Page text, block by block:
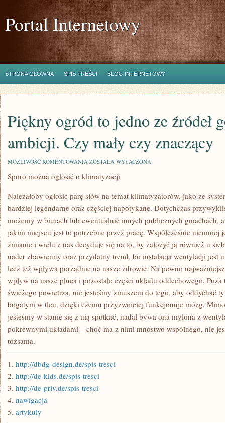
Portal Internetowy
STRONA GŁÓWNA SPIS TREŚCI BLOG INTERNETOWY
Piękny ogród to jedno ze źródeł
ambicji. Czy mały czy znaczący
MOŻLIWOŚĆ KOMENTOWANIA PIĘKNY
TO
JEDNO
ŹRÓDEŁ
GOSPODARSKIEJ
AMBICJI.
CZY
MAŁY
CZY
ZNACZĄCY
ZOSTAŁA WYŁĄCZONA
Sporo można ogłosić o klimatyzacji
Należałoby ogłosić parę słów na temat klimatyzatorów, jako że
bardziej legendarne oraz częściej napotykane. Dotychczas
możemy w biurach lub ewentualnie innych publicznych gmachach,
jakim miejscu jest to potrzebne przez pracę. Współcześnie niemniej
zmianie i wielu z nas decyduje się na to, by założyć ją również u
nader zbawienny oraz przydatny trend, bo instalacja wentylacji jest
lecz też wpływa porządnie na nasze zdrowie. Na pewno
wpływ na nasze płuca i pozostałe części układu oddechowego.
świeżego powietrza, nie jesteśmy zmuszeni do tego, aby oddychać
bogatym w tlen, dzięki czemu przyzwoiciej funkcjonuje mózg.
jesteśmy w stanie się z nią spotkać, nadal bywa ona mylona z
pokrewnymi układami – choć ma z nimi mnóstwo wspólnego, nie
tożsama.
1. http://dbdg-design.de/spis-tresci
2. http://de-kids.de/spis-tresci
3. http://de-priv.de/spis-tresci
4. nawigacja
5. artykuly